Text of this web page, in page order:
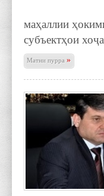
маҳаллии
субъектҳои
Матни пурра»